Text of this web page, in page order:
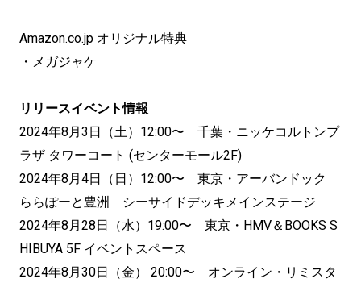
Amazon.co.jp オリジナル特典
・メガジャケ
リリースイベント情報
2024年8月3日（土）12:00〜 千葉・ニッケコルトンプ
ラザ タワーコート (センターモール2F)
2024年8月4日（日）12:00〜 東京・アーバンドック
ららぽーと豊洲 シーサイドデッキメインステージ
2024年8月28日（水）19:00〜 東京・HMV＆BOOKS S
HIBUYA 5F イベントスペース
2024年8月30日（金） 20:00〜 オンライン・リミスタ